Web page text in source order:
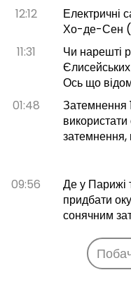
12:12
Електричні
Хо-де-Сен
11:31
Чи нарешті
Ось що
01:48
Затемнення
затемнення,
09:56
Де у
придбати
сонячним